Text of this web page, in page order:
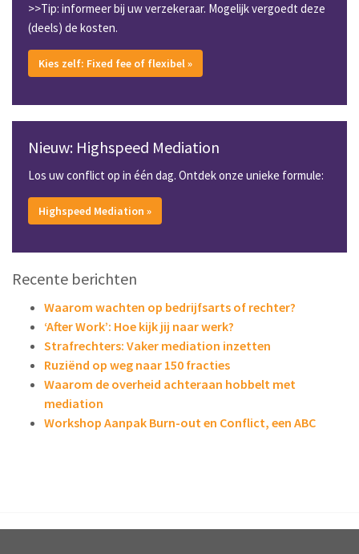
>>Tip: informeer bij uw verzekeraar. Mogelijk vergoedt deze
(deels) de kosten.
Kies zelf: Fixed fee of flexibel »
Nieuw: Highspeed Mediation
Los uw conflict op in één dag. Ontdek onze unieke formule:
Highspeed Mediation »
Recente berichten
Waarom wachten op bedrijfsarts of rechter?
‘After Work’: Hoe kijk jij naar werk?
Strafrechters: Vaker mediation inzetten
Ruziënd op weg naar 150 fracties
Waarom de overheid achteraan hobbelt met
mediation
Workshop Aanpak Burn-out en Conflict, een ABC